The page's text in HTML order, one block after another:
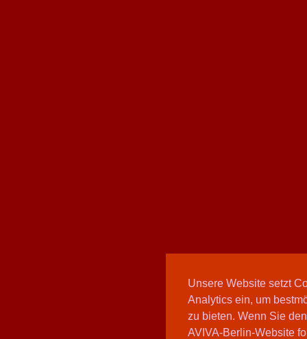
Unsere Website setzt
Analytics ein, um
zu bieten. Wenn Sie
AVIVA-Berlin-Website